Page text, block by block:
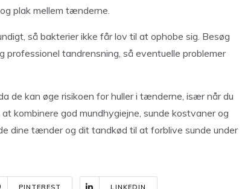
plak mellem tænderne.
så bakterier ikke får lov til at ophobe sig. Besøg
tandrensning, så eventuelle problemer
de kan øge risikoen for huller i tænderne, især når du
kombinere god mundhygiejne, sunde kostvaner og
dine tænder og dit tandkød til at forblive sunde under
PINTEREST LINKEDIN